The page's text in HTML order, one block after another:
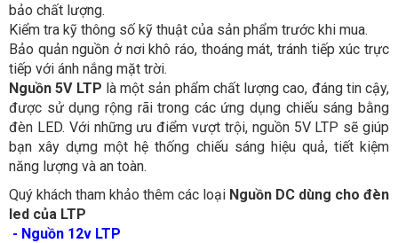
bảo chất lượng.
Kiểm tra kỹ thông số kỹ thuật của sản phẩm trước khi mua.
Bảo quản nguồn ở nơi khô ráo, thoáng mát, tránh tiếp xúc trực
tiếp với ánh nắng mặt trời.
Nguồn 5V LTP là một sản phẩm chất lượng cao, đáng tin cậy,
được sử dụng rộng rãi trong các ứng dụng chiếu sáng bằng
đèn LED. Với những ưu điểm vượt trội, nguồn 5V LTP sẽ giúp
bạn xây dựng một hệ thống chiếu sáng hiệu quả, tiết kiệm
năng lượng và an toàn.
Quý khách tham khảo thêm các loại Nguồn DC dùng cho đèn
led của LTP
- Nguồn 12v LTP